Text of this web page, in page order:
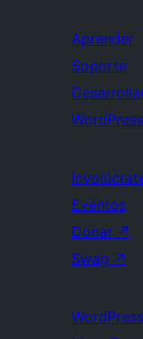
Aprender
Soporte
Eventos
Donar ↗
Swag ↗